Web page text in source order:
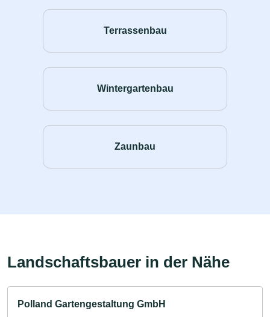
Terrassenbau
Wintergartenbau
Zaunbau
Landschaftsbauer in der Nähe
Polland Gartengestaltung GmbH